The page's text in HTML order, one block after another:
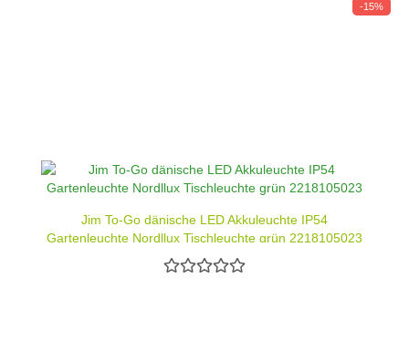
-15%
Jim To-Go dänische LED Akkuleuchte IP54
Gartenleuchte Nordllux Tischleuchte grün 2218105023